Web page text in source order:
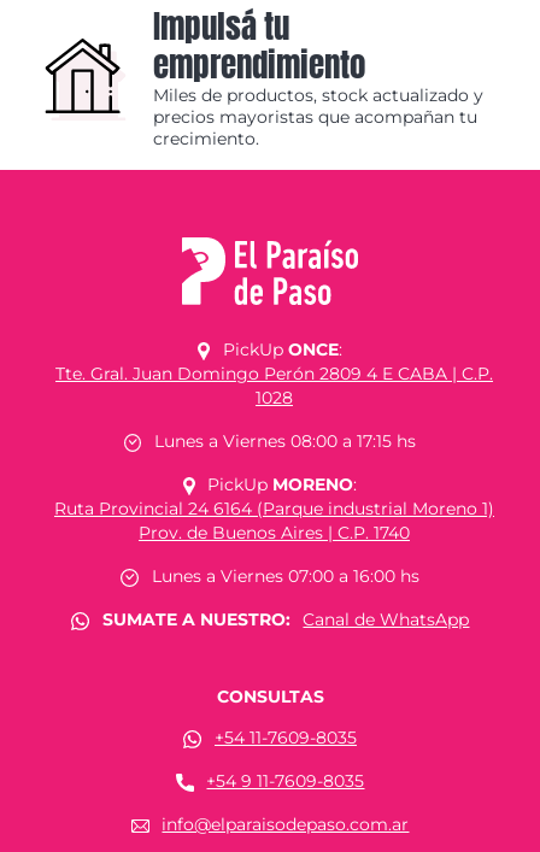
Impulsá tu
emprendimiento
Miles de productos, stock actualizado y
precios mayoristas que acompañan tu
crecimiento.
PickUp ONCE:
Tte. Gral. Juan Domingo Perón 2809 4 E CABA | C.P.
1028
Lunes a Viernes 08:00 a 17:15 hs
PickUp MORENO:
Ruta Provincial 24 6164 (Parque industrial Moreno 1)
Prov. de Buenos Aires | C.P. 1740
Lunes a Viernes 07:00 a 16:00 hs
SUMATE A NUESTRO:
Canal de WhatsApp
CONSULTAS
+54 11-7609-8035
+54 9 11-7609-8035
info@elparaisodepaso.com.ar